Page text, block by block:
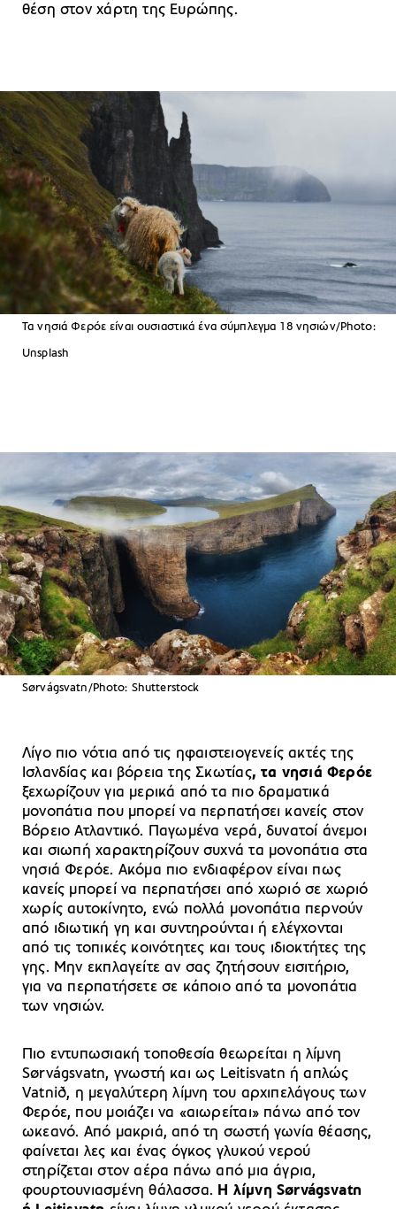
θέση στον χάρτη της Ευρώπης.
Τα νησιά Φερόε είναι ουσιαστικά ένα σύμπλεγμα 18 νησιών/Photo:
Unsplash
Sørvágsvatn/Photo: Shutterstock
Λίγο πιο νότια από τις ηφαιστειογενείς ακτές της
Ισλανδίας και βόρεια της Σκωτίας, τα νησιά Φερόε
ξεχωρίζουν για μερικά από τα πιο δραματικά
μονοπάτια που μπορεί να περπατήσει κανείς στον
Βόρειο Ατλαντικό. Παγωμένα νερά, δυνατοί άνεμοι
και σιωπή χαρακτηρίζουν συχνά τα μονοπάτια στα
νησιά Φερόε. Ακόμα πιο ενδιαφέρον είναι πως
κανείς μπορεί να περπατήσει από χωριό σε χωριό
χωρίς αυτοκίνητο, ενώ πολλά μονοπάτια περνούν
από ιδιωτική γη και συντηρούνται ή ελέγχονται
από τις τοπικές κοινότητες και τους ιδιοκτήτες της
γης. Μην εκπλαγείτε αν σας ζητήσουν εισιτήριο,
για να περπατήσετε σε κάποιο από τα μονοπάτια
των νησιών.
Πιο εντυπωσιακή τοποθεσία θεωρείται η λίμνη
Sørvágsvatn, γνωστή και ως Leitisvatn ή απλώς
Vatnið, η μεγαλύτερη λίμνη του αρχιπελάγους των
Φερόε, που μοιάζει να «αιωρείται» πάνω από τον
ωκεανό. Από μακριά, από τη σωστή γωνία θέασης,
φαίνεται λες και ένας όγκος γλυκού νερού
στηρίζεται στον αέρα πάνω από μια άγρια,
φουρτουνιασμένη θάλασσα. Η λίμνη Sørvágsvatn